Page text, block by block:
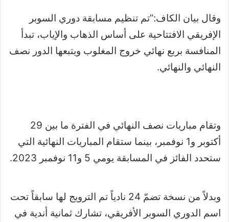
وقال بيان الكاف:”تم تنظيم مسابقة دوري السوبر
الإفريقي الافتتاحية على أساس الذهاب والإياب، تبدأ
المنافسة بربع نهائي خروج المغلوب ويتبعها الدور نصف
النهائي والنهائي.
وتقام مباريات نصف النهائي في الفترة ما بين 29
أكتوبر و1 نوفمبر، بينما ستقام المباريات النهائية التي
ستحدد الفائز في المسابقة يومي 5 و11 نوفمبر 2023.
وبدلاً من نسخة تضمّ 24 نادياً تم الترويج لها سابقاً تحت
اسم الدوري السوبر الأفريقي، تشارك ثمانية أندية في